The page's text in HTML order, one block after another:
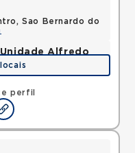
perfil
Sao Bernardo do
Alfredo
Santo Antonio,
Mapa